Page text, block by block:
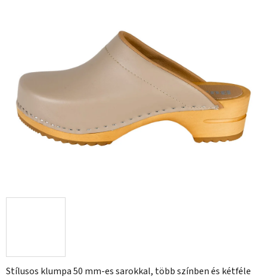
Stílusos klumpa 50 mm-es sarokkal, több színben és kétféle
csillag.